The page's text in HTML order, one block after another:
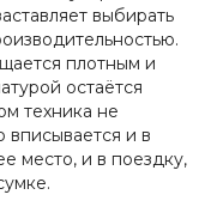
выбирать
плотным и
остаётся
техника не
вписывается и в
место, и в поездку,